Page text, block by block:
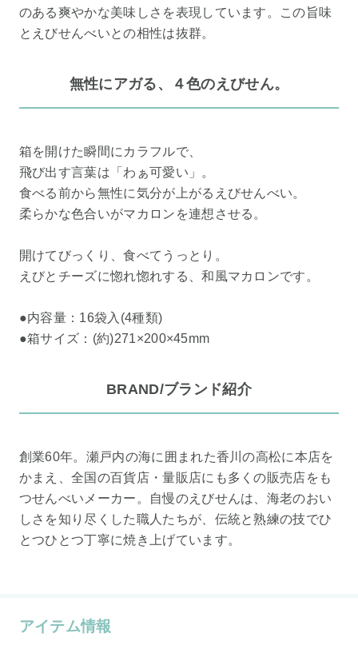
のある爽やかな美味しさを表現しています。この旨味
とえびせんべいとの相性は抜群。
無性にアガる、４色のえびせん。
箱を開けた瞬間にカラフルで、
飛び出す言葉は「わぁ可愛い」。
食べる前から無性に気分が上がるえびせんべい。
柔らかな色合いがマカロンを連想させる。
開けてびっくり、食べてうっとり。
えびとチーズに惚れ惚れする、和風マカロンです。
●内容量：16袋入(4種類)
●箱サイズ：(約)271×200×45mm
BRAND/ブランド紹介
創業60年。瀬戸内の海に囲まれた香川の高松に本店を
かまえ、全国の百貨店・量販店にも多くの販売店をも
つせんべいメーカー。自慢のえびせんは、海老のおい
しさを知り尽くした職人たちが、伝統と熟練の技でひ
とつひとつ丁寧に焼き上げています。
アイテム情報